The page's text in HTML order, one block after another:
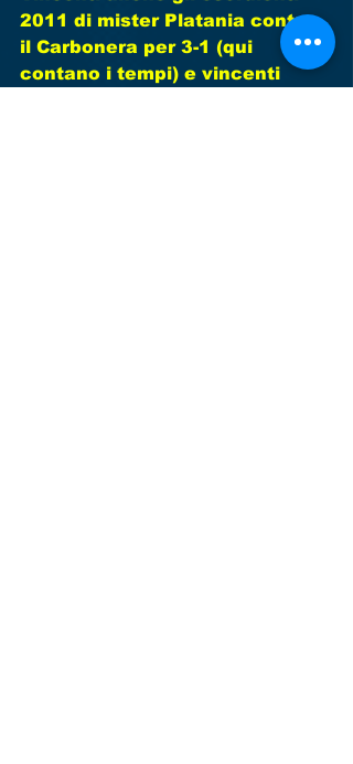
2011 di mister Platania contro
il Carbonera per 3-1 (qui
contano i tempi) e vincenti